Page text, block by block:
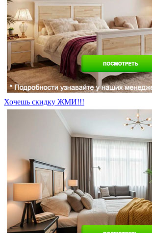
Хочешь скидку ЖМИ!!!